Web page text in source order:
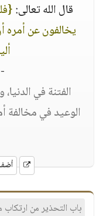
قال الله تعالى:
يخالفون عن
الفتنة في
الوعيد في مخالفة
باب التحذير من